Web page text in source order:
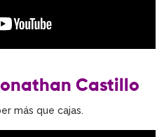
Castillo
más que cajas.